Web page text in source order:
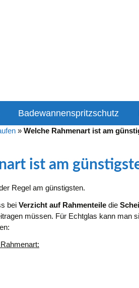
Badewannenspritzschutz
» Welche Rahmenart ist am
ist am
Regel am günstigsten.
bei Verzicht auf Rahmenteile die
müssen. Für Echtglas kann man